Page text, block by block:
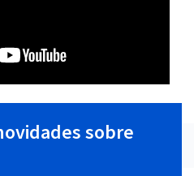
sobre